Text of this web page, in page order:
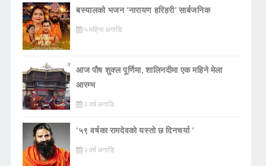
बस्यालको भजन ‘नारायण हरिहरी’ सार्बजनिक
५ महिना अगाडि
आज पौष शुक्ल पूर्णिमा, शालिनदीमा एक महिने मेला
आरम्भ
२ वर्ष अगाडि
‘५९ वर्षका रामदेवकाे यस्ताे छ दिनचर्या ’
२ वर्ष अगाडि